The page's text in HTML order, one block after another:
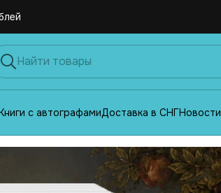
с автографамиДоставка в СНГНовости